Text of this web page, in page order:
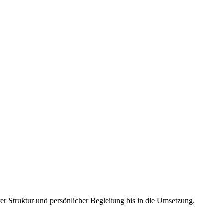
Struktur und persönlicher Begleitung bis in die Umsetzung.